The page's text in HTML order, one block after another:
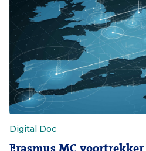
Digital Doc